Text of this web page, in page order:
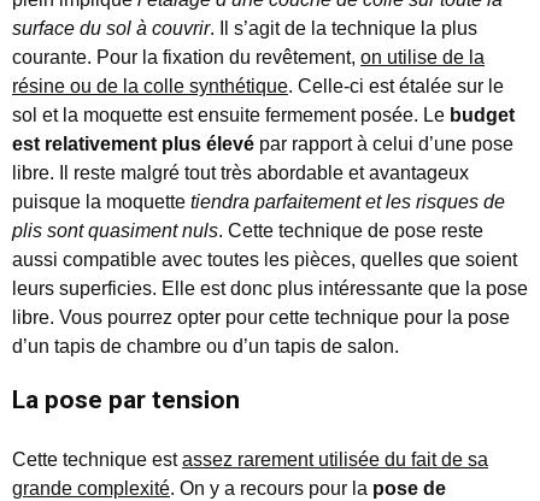
surface du sol à couvrir. Il s’agit de la technique la plus
courante. Pour la fixation du revêtement, on utilise de la
résine ou de la colle synthétique. Celle-ci est étalée sur le
sol et la moquette est ensuite fermement posée. Le budget
est relativement plus élevé par rapport à celui d’une pose
libre. Il reste malgré tout très abordable et avantageux
puisque la moquette tiendra parfaitement et les risques de
plis sont quasiment nuls. Cette technique de pose reste
aussi compatible avec toutes les pièces, quelles que soient
leurs superficies. Elle est donc plus intéressante que la pose
libre. Vous pourrez opter pour cette technique pour la pose
d’un tapis de chambre ou d’un tapis de salon.
La pose par tension
Cette technique estassez rarement utilisée du fait de sa
grande complexité. On y a recours pour la pose de